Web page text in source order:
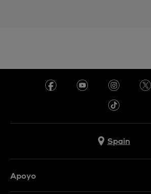
Spain
Apoyo